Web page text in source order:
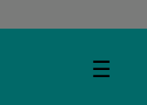
☰